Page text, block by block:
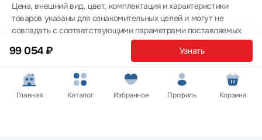
99 054 ₽ Узнать
Цена, внешний вид, цвет, комплектация и характеристики
товаров указаны для ознакомительных целей и могут не
совпадать с соответствующими параметрами поставляемых
товаров - уточняйте информацию у менеджера при
оформлении заказа.
Политика конфиденциальности
© 2012 — 2026 ООО «Эпл Тэк»
Главная Каталог Избранное Профиль Корзина